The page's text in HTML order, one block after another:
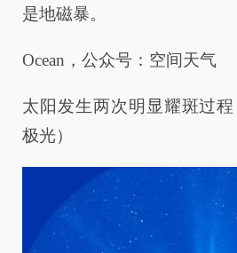
是地磁暴。
Ocean，公众号：空间天气
太阳发生两次明显耀斑过
极光）